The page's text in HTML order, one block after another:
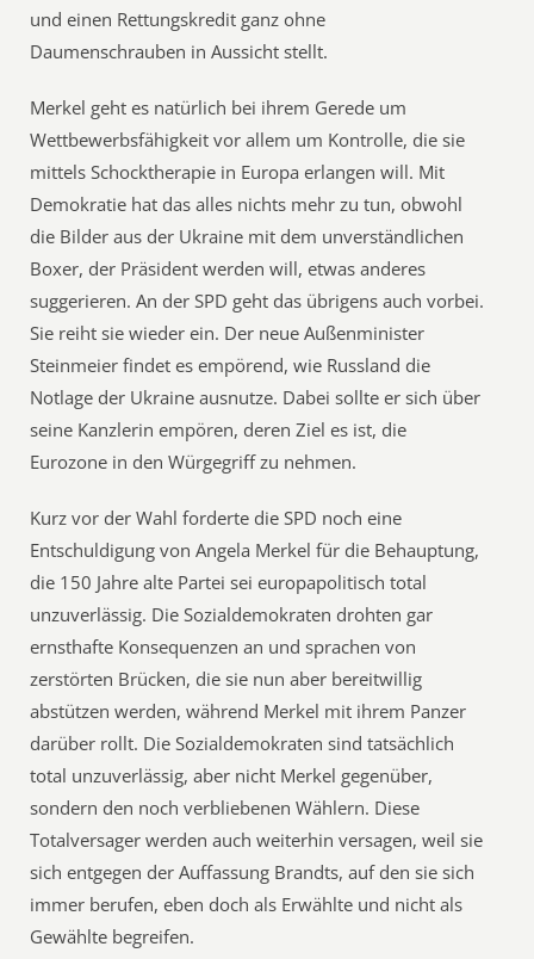
und einen Rettungskredit ganz ohne
Daumenschrauben in Aussicht stellt.
Merkel geht es natürlich bei ihrem Gerede um
Wettbewerbsfähigkeit vor allem um Kontrolle, die sie
mittels Schocktherapie in Europa erlangen will. Mit
Demokratie hat das alles nichts mehr zu tun, obwohl
die Bilder aus der Ukraine mit dem unverständlichen
Boxer, der Präsident werden will, etwas anderes
suggerieren. An der SPD geht das übrigens auch vorbei.
Sie reiht sie wieder ein. Der neue Außenminister
Steinmeier findet es empörend, wie Russland die
Notlage der Ukraine ausnutze. Dabei sollte er sich über
seine Kanzlerin empören, deren Ziel es ist, die
Eurozone in den Würgegriff zu nehmen.
Kurz vor der Wahl forderte die SPD noch eine
Entschuldigung von Angela Merkel für die Behauptung,
die 150 Jahre alte Partei sei europapolitisch total
unzuverlässig. Die Sozialdemokraten drohten gar
ernsthafte Konsequenzen an und sprachen von
zerstörten Brücken, die sie nun aber bereitwillig
abstützen werden, während Merkel mit ihrem Panzer
darüber rollt. Die Sozialdemokraten sind tatsächlich
total unzuverlässig, aber nicht Merkel gegenüber,
sondern den noch verbliebenen Wählern. Diese
Totalversager werden auch weiterhin versagen, weil sie
sich entgegen der Auffassung Brandts, auf den sie sich
immer berufen, eben doch als Erwählte und nicht als
Gewählte begreifen.